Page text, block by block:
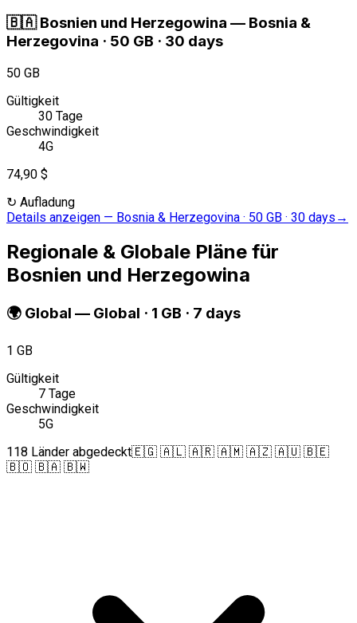
🇧🇦 Bosnien und Herzegowina — Bosnia &
Herzegovina · 50 GB · 30 days
50 GB
Gültigkeit
30 Tage
Geschwindigkeit
4G
74,90 $
↻ Aufladung
Details anzeigen — Bosnia & Herzegovina · 50 GB · 30 days →
Regionale & Globale Pläne für
Bosnien und Herzegowina
🌍 Global — Global · 1 GB · 7 days
1 GB
Gültigkeit
7 Tage
Geschwindigkeit
5G
118 Länder abgedeckt🇪🇬 🇦🇱 🇦🇷 🇦🇲 🇦🇿 🇦🇺 🇧🇪
🇧🇴 🇧🇦 🇧🇼